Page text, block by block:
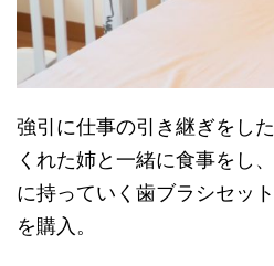
強引に仕事の引き継ぎをし
くれた姉と一緒に食事をし
に持っていく歯ブラシセッ
を購入。